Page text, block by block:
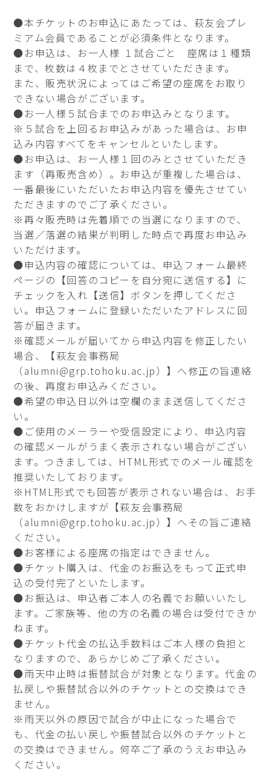
●本チケットのお申込にあたっては、萩友会プレ
ミアム会員であることが必須条件となります。
●お申込は、お一人様 １試合ごと 座席は１種類
まで、枚数は４枚までとさせていただきます。
また、販売状況によってはご希望の座席をお取り
できない場合がございます。
●お一人様５試合までのお申込みとなります。
※５試合を上回るお申込みがあった場合は、お申
込み内容すべてをキャンセルといたします。
●お申込は、お一人様１回のみとさせていただき
ます（再販売含め）。お申込が重複した場合は、
一番最後にいただいたお申込内容を優先させてい
ただきますのでご了承ください。
※再々販売時は先着順での当選になりますので、
当選／落選の結果が判明した時点で再度お申込み
いただけます。
●申込内容の確認については、申込フォーム最終
ページの【回答のコピーを自分宛に送信する】に
チェックを入れ【送信】ボタンを押してくださ
い。申込フォームに登録いただいたアドレスに回
答が届きます。
※確認メールが届いてから申込内容を修正したい
場合、【萩友会事務局
（alumni@grp.tohoku.ac.jp）】へ修正の旨連絡
の後、再度お申込みください。
●希望の申込日以外は空欄のまま送信してくださ
い。
●ご使用のメーラーや受信設定により、申込内容
の確認メールがうまく表示されない場合がござい
ます。つきましては、HTML形式でのメール確認を
推奨いたしております。
※HTML形式でも回答が表示されない場合は、お手
数をおかけしますが【萩友会事務局
（alumni@grp.tohoku.ac.jp）】へその旨ご連絡
ください。
●お客様による座席の指定はできません。
●チケット購入は、代金のお振込をもって正式申
込の受付完了といたします。
●お振込は、申込者ご本人の名義でお願いいたし
ます。ご家族等、他の方の名義の場合は受付できか
ねます。
●チケット代金の払込手数料はご本人様の負担と
なりますので、あらかじめご了承ください。
●雨天中止時は振替試合が対象となります。代金の
払戻しや振替試合以外のチケットとの交換はでき
ません。
※雨天以外の原因で試合が中止になった場合で
も、代金の払い戻しや振替試合以外のチケットと
の交換はできません。何卒ご了承のうえお申込み
ください。